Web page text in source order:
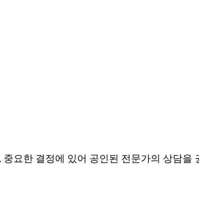
요한 결정에 있어 공인된 전문가의 상담